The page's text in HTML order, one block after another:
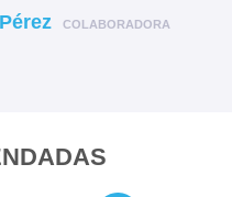
COLABORADORA